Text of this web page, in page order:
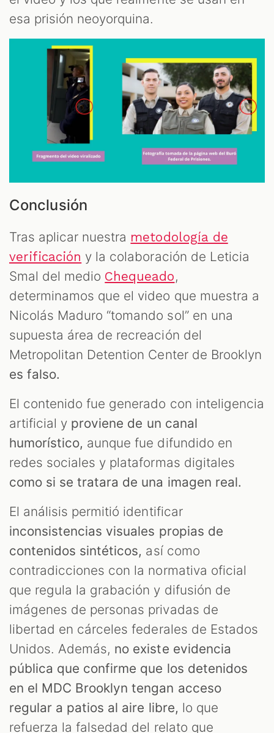
esa prisión neoyorquina.
Conclusión
Tras aplicar nuestra metodología de
verificación y la colaboración de Leticia
Smal del medio Chequeado,
determinamos que el video que muestra a
Nicolás Maduro “tomando sol” en una
supuesta área de recreación del
Metropolitan Detention Center de Brooklyn
es falso.
El contenido fue generado con inteligencia
artificial y proviene de un canal
humorístico, aunque fue difundido en
redes sociales y plataformas digitales
como si se tratara de una imagen real.
El análisis permitió identificar
inconsistencias visuales propias de
contenidos sintéticos, así como
contradicciones con la normativa oficial
que regula la grabación y difusión de
imágenes de personas privadas de
libertad en cárceles federales de Estados
Unidos. Además, no existe evidencia
pública que confirme que los detenidos
en el MDC Brooklyn tengan acceso
regular a patios al aire libre, lo que
refuerza la falsedad del relato que